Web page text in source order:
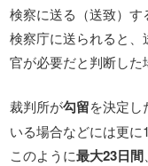
検察に送る（送致）す
検察庁に送られると
官が必要だと判断し
裁判所が勾留を決定し
いる場合などには更に
このように最大23日間